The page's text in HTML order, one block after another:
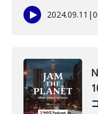
2024.09.11 |